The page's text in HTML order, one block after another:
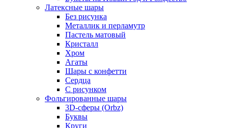
Латексные шары
Без рисунка
Металлик и перламутр
Пастель матовый
Кристалл
Хром
Агаты
Шары с конфетти
Сердца
С рисунком
Фольгированные шары
3D-сферы (Orbz)
Буквы
Круги